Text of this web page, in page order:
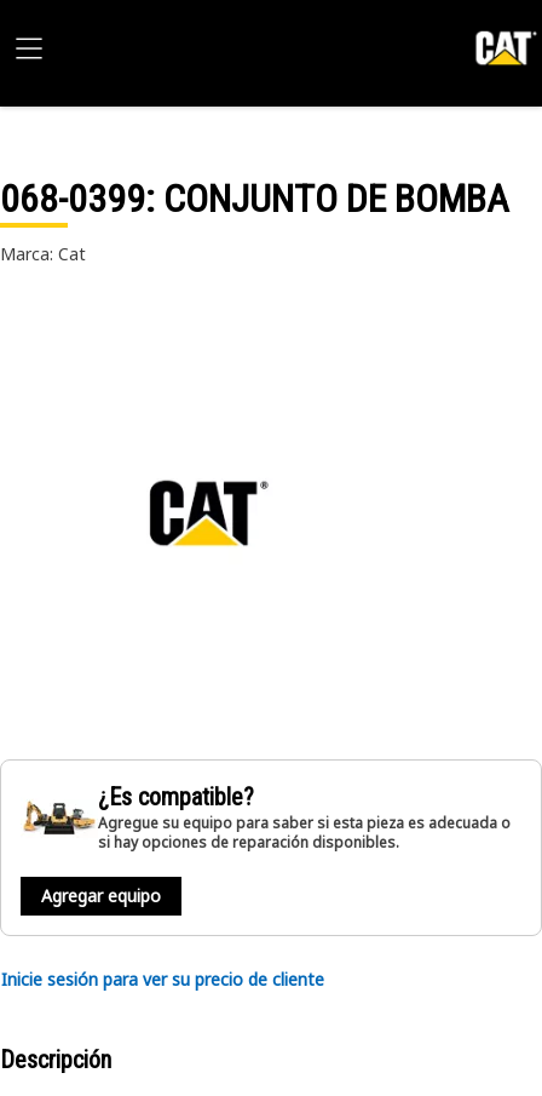
068-0399: CONJUNTO DE BOMBA
Marca: Cat
¿Es compatible?
Agregue su equipo para saber si esta pieza es adecuada o
si hay opciones de reparación disponibles.
Agregar equipo
Inicie sesión para ver su precio de cliente
Descripción